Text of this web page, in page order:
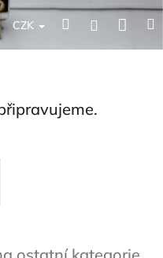
CZK HledatPřihlášení